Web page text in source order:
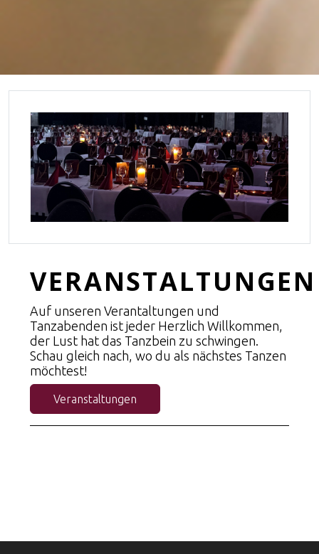
VERANSTALTUNGEN
Auf unseren Verantaltungen und
Tanzabenden ist jeder Herzlich Willkommen,
der Lust hat das Tanzbein zu schwingen.
Schau gleich nach, wo du als nächstes Tanzen
möchtest!
Veranstaltungen